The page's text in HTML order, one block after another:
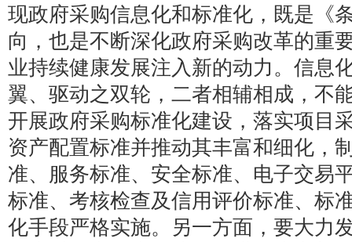
现政府采购信息化和标准化，既是《
向，也是不断深化政府采购改革的重
业持续健康发展注入新的动力。信息
翼、驱动之双轮，二者相辅相成，不
开展政府采购标准化建设，落实项目
资产配置标准并推动其丰富和细化，
准、服务标准、安全标准、电子交易
标准、考核检查及信用评价标准、标
化手段严格实施。另一方面，要大力